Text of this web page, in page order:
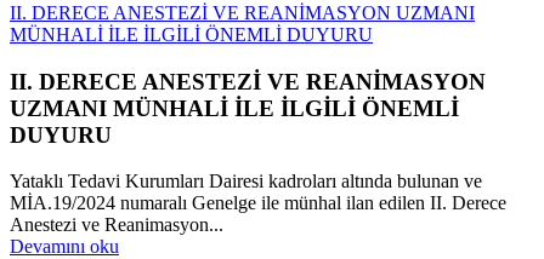
II. DERECE ANESTEZİ VE REANİMASYON UZMANI
MÜNHALİ İLE İLGİLİ ÖNEMLİ DUYURU
II. DERECE ANESTEZİ VE REANİMASYON
UZMANI MÜNHALİ İLE İLGİLİ ÖNEMLİ
DUYURU
Yataklı Tedavi Kurumları Dairesi kadroları altında bulunan ve
MİA.19/2024 numaralı Genelge ile münhal ilan edilen II. Derece
Anestezi ve Reanimasyon...
Devamını oku